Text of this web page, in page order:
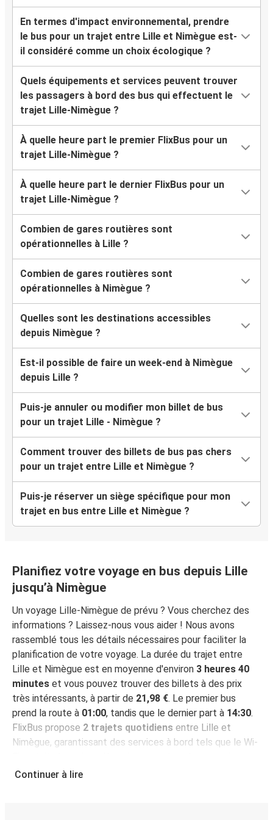
En termes d'impact environnemental, prendre
le bus pour un trajet entre Lille et Nimègue est-
il considéré comme un choix écologique ?
Quels équipements et services peuvent trouver
les passagers à bord des bus qui effectuent le
trajet Lille-Nimègue ?
À quelle heure part le premier FlixBus pour un
trajet Lille-Nimègue ?
À quelle heure part le dernier FlixBus pour un
trajet Lille-Nimègue ?
Combien de gares routières sont
opérationnelles à Lille ?
Combien de gares routières sont
opérationnelles à Nimègue ?
Quelles sont les destinations accessibles
depuis Nimègue ?
Est-il possible de faire un week-end à Nimègue
depuis Lille ?
Puis-je annuler ou modifier mon billet de bus
pour un trajet Lille - Nimègue ?
Comment trouver des billets de bus pas chers
pour un trajet entre Lille et Nimègue ?
Puis-je réserver un siège spécifique pour mon
trajet en bus entre Lille et Nimègue ?
Planifiez votre voyage en bus depuis Lille
jusqu’à Nimègue
Un voyage Lille-Nimègue de prévu ? Vous cherchez des
informations ? Laissez-nous vous aider ! Nous avons
rassemblé tous les détails nécessaires pour faciliter la
planification de votre voyage. La durée du trajet entre
Lille et Nimègue est en moyenne d'environ 3 heures 40
minutes et vous pouvez trouver des billets à des prix
très intéressants, à partir de 21,98 €. Le premier bus
prend la route à 01:00, tandis que le dernier part à 14:30.
FlixBus propose 2 trajets quotidiens entre Lille et
Nimègue, garantissant des services à bord tels que le Wi-
garanties pendant votre voyage.
Continuer à lire